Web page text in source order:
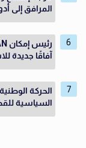
المرافق إلى
آفاقًا جديدة
الحركة
السياسية